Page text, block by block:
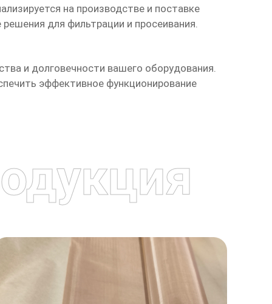
на производстве и поставке
для фильтрации и просеивания.
и долговечности вашего оборудования.
эффективное функционирование